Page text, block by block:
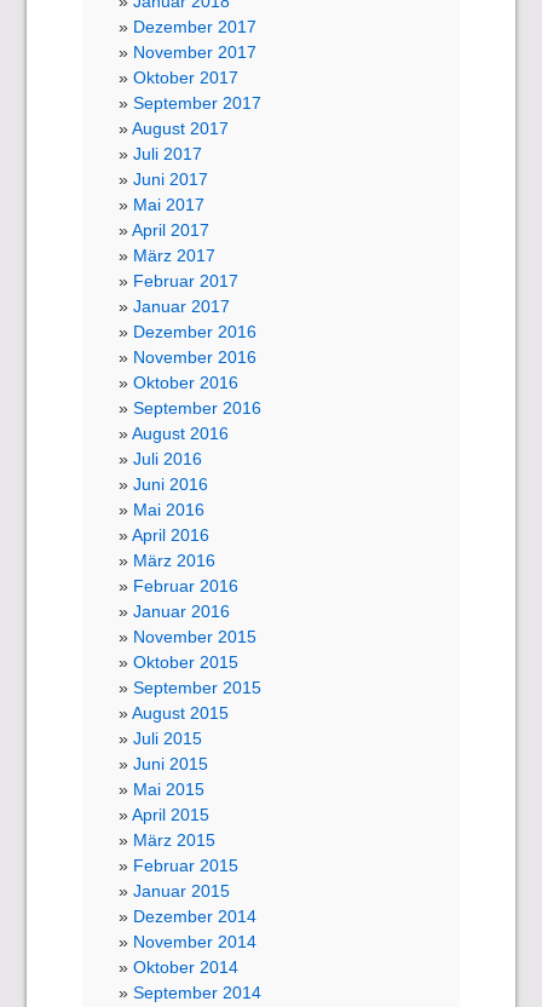
Dezember 2017
November 2017
Oktober 2017
September 2017
August 2017
Juli 2017
Juni 2017
Mai 2017
April 2017
März 2017
Februar 2017
Januar 2017
Dezember 2016
November 2016
Oktober 2016
September 2016
August 2016
Juli 2016
Juni 2016
Mai 2016
April 2016
März 2016
Februar 2016
Januar 2016
November 2015
Oktober 2015
September 2015
August 2015
Juli 2015
Juni 2015
Mai 2015
April 2015
März 2015
Februar 2015
Januar 2015
Dezember 2014
November 2014
Oktober 2014
September 2014